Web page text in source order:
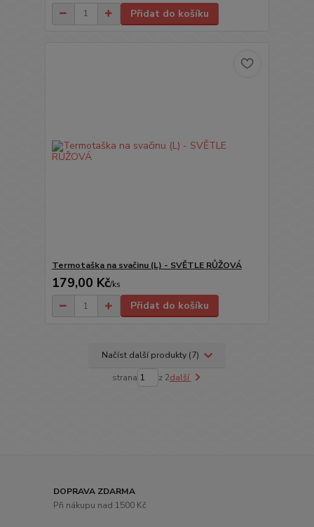
Přidat do košíku
Termotaška na svačinu (L) - SVĚTLE RŮŽOVÁ
179,00 Kč/ks
Přidat do košíku
Načíst další produkty (7)
strana z 2další
DOPRAVA ZDARMA
Při nákupu nad 1500 Kč